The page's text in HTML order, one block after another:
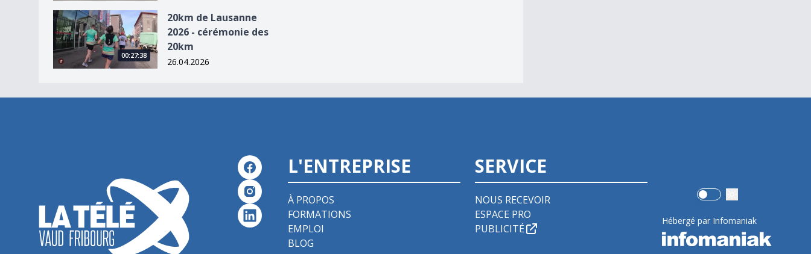
20km de Lausanne 2026 - cérémonie des 20km
00:27:38
20km de Lausanne
2026 - cérémonie des
20km
26.04.2026
L'ENTREPRISE
À PROPOS
FORMATIONS
EMPLOI
BLOG
SERVICE
NOUS RECEVOIR
ESPACE PRO
PUBLICITÉ
Use setting
Hébergé par Infomaniak